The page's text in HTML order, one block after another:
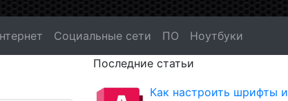
Социальные сети ПО Ноутбуки
Последние статьи
Как настроить шрифты и